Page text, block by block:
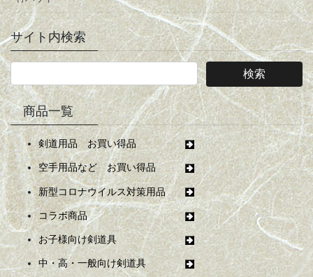
サイト内検索
商品一覧
剣道用品 お買い得品
空手用品など お買い得品
新型コロナウイルス対策用品
コラボ商品
お子様向け剣道具
中・高・一般向け剣道具